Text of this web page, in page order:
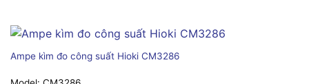
Ampe kìm đo công suất Hioki CM3286